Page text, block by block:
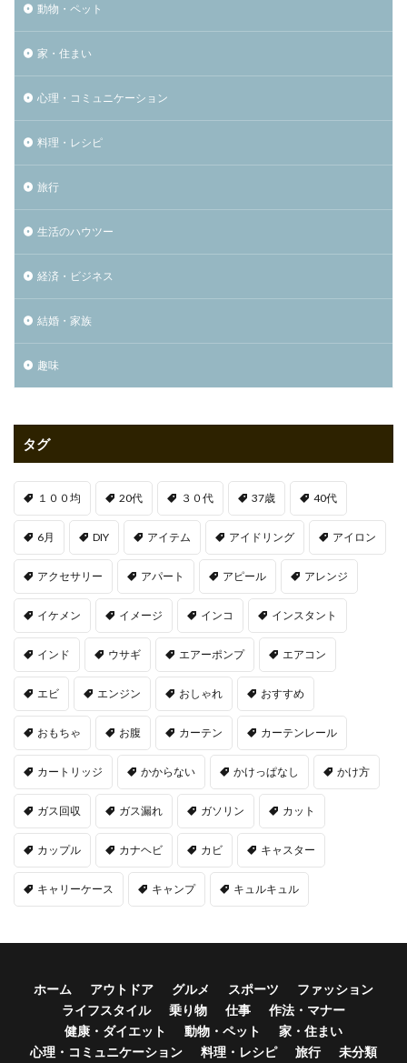
動物・ペット
家・住まい
心理・コミュニケーション
料理・レシピ
旅行
生活のハウツー
経済・ビジネス
結婚・家族
趣味
タグ
１００均 20代 ３０代 37歳 40代
6月 DIY アイテム アイドリング アイロン
アクセサリー アパート アピール アレンジ
イケメン イメージ インコ インスタント
インド ウサギ エアーポンプ エアコン
エビ エンジン おしゃれ おすすめ
おもちゃ お腹 カーテン カーテンレール
カートリッジ かからない かけっぱなし かけ方
ガス回収 ガス漏れ ガソリン カット
カップル カナヘビ カビ キャスター
キャリーケース キャンプ キュルキュル
ホーム アウトドア グルメ スポーツ
ファッション
ライフスタイル
乗り物 仕事
作法・マナー
健康・ダイエット
動物・ペット
家・住まい
心理・コミュニケーション
料理・レシピ 旅行 未分類